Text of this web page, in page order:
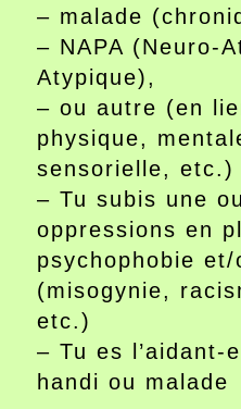
– malade
– NAPA (Neuro-
Atypique),
– ou autre (en
physique,
sensorielle, etc.)
– Tu subis une
oppressions en
psychophobie
(misogynie,
etc.)
– Tu es l’aidant-
handi ou malade